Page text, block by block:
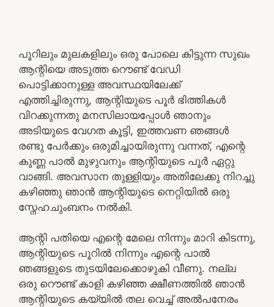
പൂറിലും മുലകളിലും ഒരു പോലെ കിട്ടുന്ന സുഖം
ആന്റിയെ അടുത്ത റൌണ്ട് വേഡി
പൊട്ടിക്കാനുള്ള അവസ്ഥയിലേക്ക്
എത്തിച്ചിരുന്നു, ആന്റിയുടെ പൂർ ഭിത്തികൾ
വിറക്കുന്നതു മനസിലായപ്പോൾ ഞാനും
അടിയുടെ വേഗത കൂട്ടി, ഇത്തവണ ഞങ്ങൾ
രണ്ടു പേർക്കും ഒരുമിച്ചായിരുന്നു വന്നത്, എന്റെ
കുണ്ണ പാൽ മുഴുവനും ആന്റിയുടെ പൂർ ഏറ്റു
വാങ്ങി. അവസാന തുള്ളിയും അതിലേക്കു നിറച്ചു
കഴിഞ്ഞു ഞാൻ ആന്റിയുടെ നെറ്റിയിൽ ഒരു
സ്നേഹചുംബനം നൽകി.
ആന്റി പതിയെ എന്റെ മേലെ നിന്നും മാറി കിടന്നു,
ആന്റിയുടെ പൂറിൽ നിന്നും എന്റെ പാൽ
ഞങ്ങളുടെ തുടയിലേക്കൊഴുകി വീണു. നല്ല
ഒരു റൌണ്ട് കാളി കഴിഞ്ഞ ക്ഷീണത്തിൽ ഞാൻ
ആന്റിയുടെ കയ്യിൽ തല വെച്ച് അൽപനേരം